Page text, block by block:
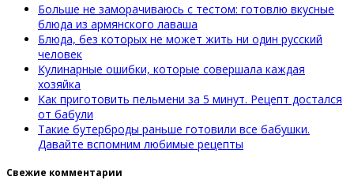
Больше не заморачиваюсь с тестом: готовлю вкусные
блюда из армянского лаваша
Блюда, без которых не может жить ни один русский
человек
Кулинарные ошибки, которые совершала каждая
хозяйка
Как приготовить пельмени за 5 минут. Рецепт достался
от бабули
Такие бутерброды раньше готовили все бабушки.
Давайте вспомним любимые рецепты
Свежие комментарии